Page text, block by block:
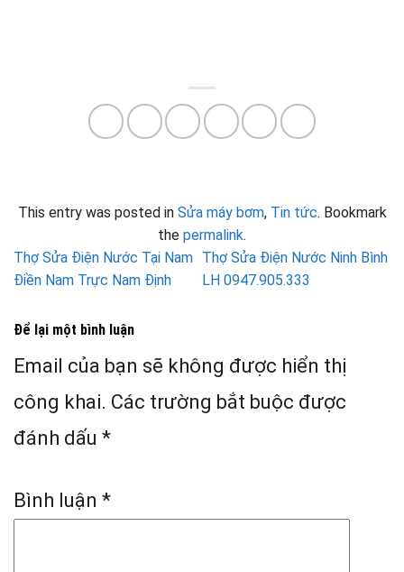
This entry was posted in Sửa máy bơm, Tin tức. Bookmark
the permalink.
Thợ Sửa Điện Nước Tại Nam
Điền Nam Trực Nam Định
Thợ Sửa Điện Nước Ninh Bình
LH 0947.905.333
Để lại một bình luận
Email của bạn sẽ không được hiển thị
công khai. Các trường bắt buộc được
đánh dấu *
Bình luận *